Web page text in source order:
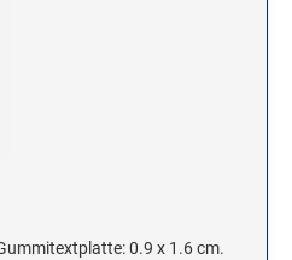
0.9 x 1.6 cm.